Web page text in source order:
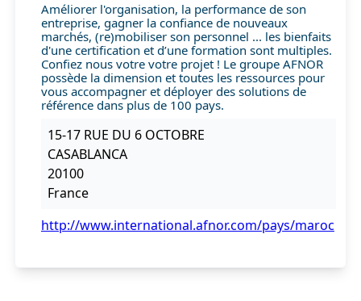
Améliorer l'organisation, la performance de son
entreprise, gagner la confiance de nouveaux
marchés, (re)mobiliser son personnel ... les bienfaits
d'une certification et d’une formation sont multiples.
Confiez nous votre votre projet ! Le groupe AFNOR
possède la dimension et toutes les ressources pour
vous accompagner et déployer des solutions de
référence dans plus de 100 pays.
15-17 RUE DU 6 OCTOBRE
CASABLANCA
20100
France
http://www.international.afnor.com/pays/maroc